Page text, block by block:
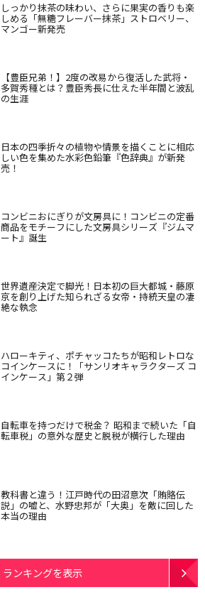
しっかり抹茶の味わい、さらに果実の香りも楽
しめる「無糖フレーバー抹茶」ストロベリー、
マンゴー新発売
【豊臣兄弟！】2度の改易から復活した武将・
多賀秀種とは？豊臣秀長に仕えた半年間と波乱
の生涯
日本の四季折々の植物や情景を描くことに相応
しい色を集めた水彩色鉛筆『色辞典』が新発
売！
コンビニおにぎりが文房具に！コンビニの定番
商品をモチーフにした文房具シリーズ『ジムマ
ート』誕生
世界遺産決定で脚光！日本初の巨大都城・藤原
京を創り上げた知られざる女帝・持統天皇の凄
絶な執念
ハローキティ、ポチャッコたちが昭和レトロな
コインケースに！「サンリオキャラクターズ コ
インケース」第２弾
自転車を持つだけで税金？ 昭和まで続いた「自
転車税」の意外な歴史と脱税が横行した理由
教科書と違う！江戸時代の田沼意次「賄賂伝
説」の嘘と、水野忠邦が「大奥」を敵に回した
本当の理由
ランキングを表示